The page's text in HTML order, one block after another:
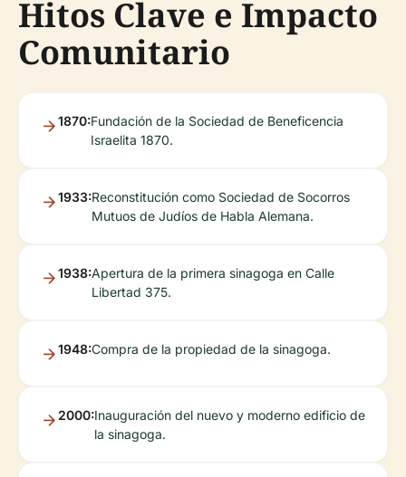
Hitos Clave e Impacto
Comunitario
1870:Fundación de la Sociedad de Beneficencia
Israelita 1870.
1933:Reconstitución como Sociedad de Socorros
Mutuos de Judíos de Habla Alemana.
1938:Apertura de la primera sinagoga en Calle
Libertad 375.
1948:Compra de la propiedad de la sinagoga.
2000:Inauguración del nuevo y moderno edificio de
la sinagoga.